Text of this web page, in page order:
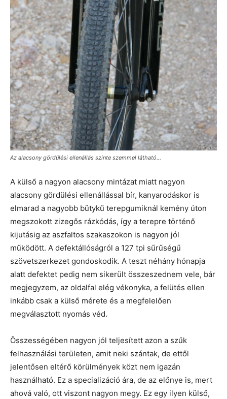
Az alacsony gördülési ellenállás szinte szemmel látható…
A külső a nagyon alacsony mintázat miatt nagyon
alacsony gördülési ellenállással bír, kanyarodáskor is
elmarad a nagyobb bütykű terepgumiknál kemény úton
megszokott zizegős rázkódás, így a terepre történő
kijutásig az aszfaltos szakaszokon is nagyon jól
működött. A defektállóságról a 127 tpi sűrűségű
szövetszerkezet gondoskodik. A teszt néhány hónapja
alatt defektet pedig nem sikerült összeszednem vele, bár
megjegyzem, az oldalfal elég vékonyka, a felütés ellen
inkább csak a külső mérete és a megfelelően
megválasztott nyomás véd.
Összességében nagyon jól teljesített azon a szűk
felhasználási területen, amit neki szántak, de ettől
jelentősen eltérő körülmények közt nem igazán
használható. Ez a specializáció ára, de az előnye is, mert
ahová való, ott viszont nagyon megy. Ez egy ilyen külső,